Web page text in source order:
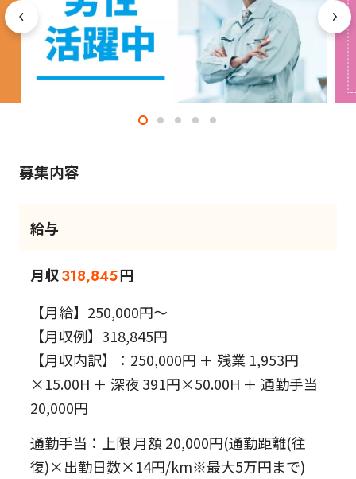
募集内容
給与
月収318,845円
【月給】250,000円～
【月収例】318,845円
【月収内訳】：250,000円 ＋ 残業 1,953円
×15.00H ＋ 深夜 391円×50.00H ＋ 通勤手当
20,000円
通勤手当：上限 月額 20,000円(通勤距離(往
復)×出勤日数×14円/km※最大5万円まで)